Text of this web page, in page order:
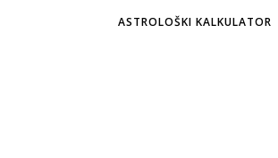
ASTROLOŠKI KALKULATOR